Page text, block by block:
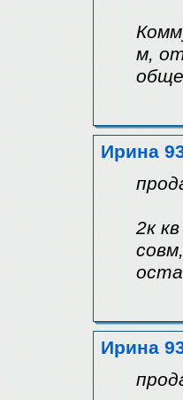
м,
Ирина
2к
Ирина